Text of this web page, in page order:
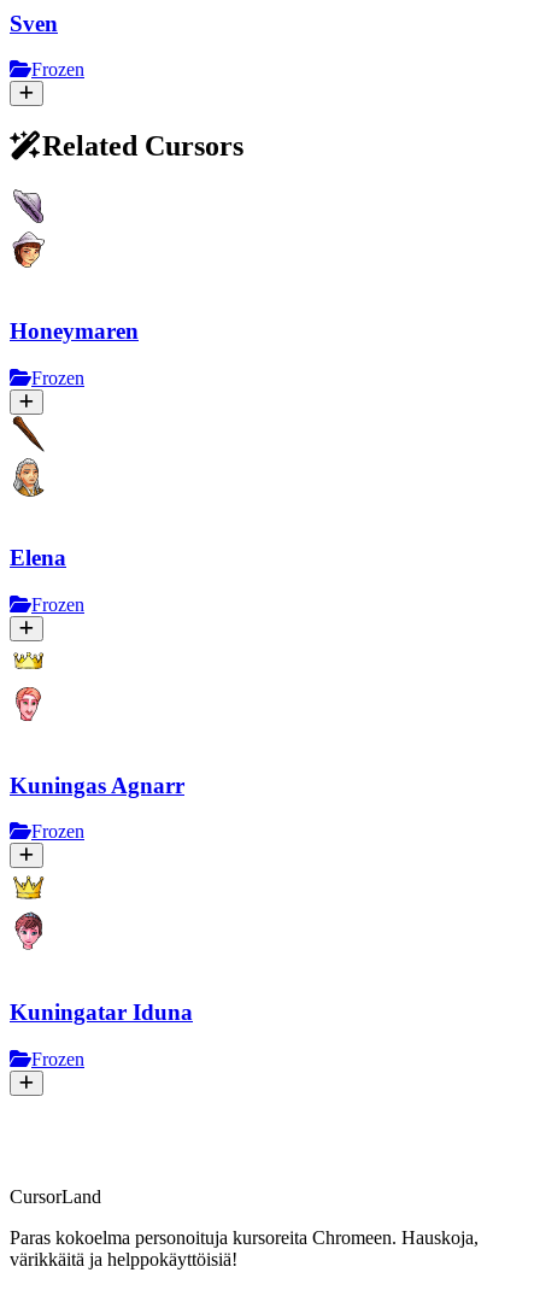
Sven
Frozen
Related Cursors
Honeymaren
Frozen
Elena
Frozen
Kuningas Agnarr
Frozen
Kuningatar Iduna
Frozen
CursorLand
Paras kokoelma personoituja kursoreita Chromeen. Hauskoja,
värikkäitä ja helppokäyttöisiä!